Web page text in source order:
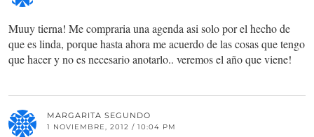
Muuy tierna! Me compraria una agenda asi solo por el hecho de
que es linda, porque hasta ahora me acuerdo de las cosas que tengo
que hacer y no es necesario anotarlo.. veremos el año que viene!
MARGARITA SEGUNDO
1 NOVIEMBRE, 2012 / 10:04 PM